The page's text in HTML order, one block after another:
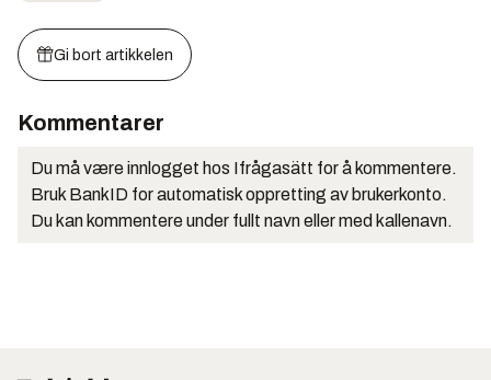
Gi bort artikkelen
Kommentarer
Du må være innlogget hos Ifrågasätt for å kommentere.
Bruk BankID for automatisk oppretting av brukerkonto.
Du kan kommentere under fullt navn eller med kallenavn.